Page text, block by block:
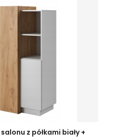
z półkami biały +